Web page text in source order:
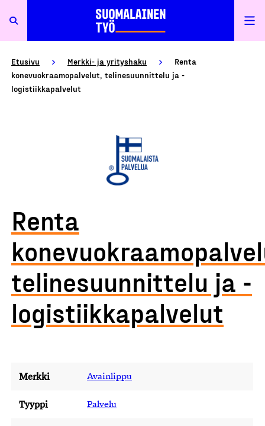
Etusivu Merkki- ja yrityshaku
Renta
konevuokraamopalvelut, telinesuunnittelu ja -
logistiikkapalvelut
Renta
telinesuunnittelu ja -
logistiikkapalvelut
Merkki Avainlippu
Tyyppi Palvelu